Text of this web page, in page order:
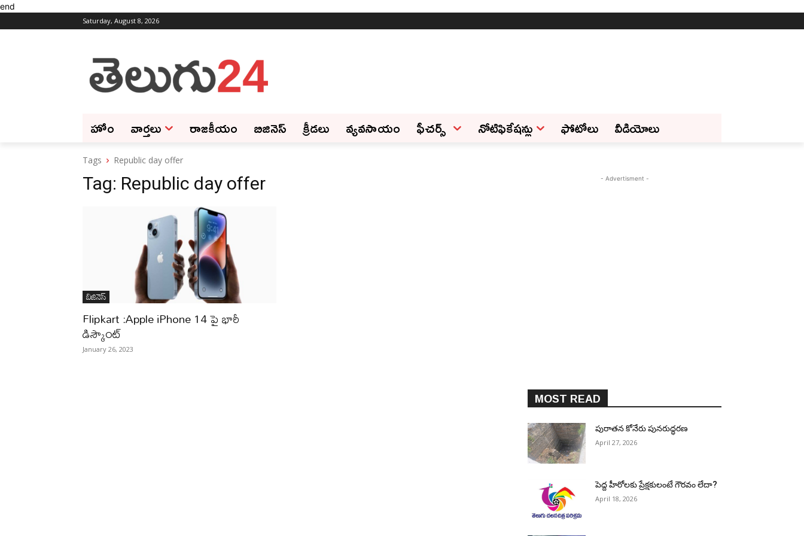
end
Saturday, August 8, 2026
హోం వార్తలు రాజకీయం బిజినెస్‌ క్రీడలు వ్యవసాయం ఫీచ‌ర్స్ ‌ నోటిఫికేషన్లు ఫోటోలు వీడియోలు
Tags Republic day offer
Tag: Republic day offer
బిజినెస్‌
Flipkart :Apple iPhone 14 పై భారీ
డిస్కౌంట్
January 26, 2023
- Advertisment -
MOST READ
పురాత‌న కోనేరు పున‌రుద్ధ‌ర‌ణ
April 27, 2026
పెద్ద హీరోల‌కు ప్రేక్ష‌కులంటే గౌర‌వం లేదా?
April 18, 2026